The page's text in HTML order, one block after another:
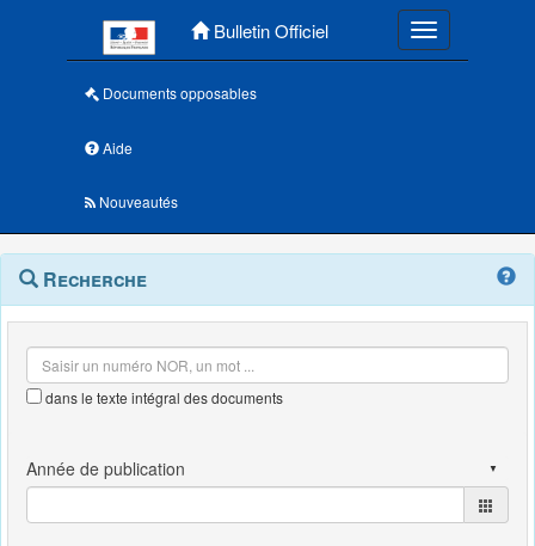
Bulletin Officiel Toggle
Documents opposables
Aide
Nouveautés
Navigation
outils
Menu
contextuel
Recherche
dans le texte intégral des documents